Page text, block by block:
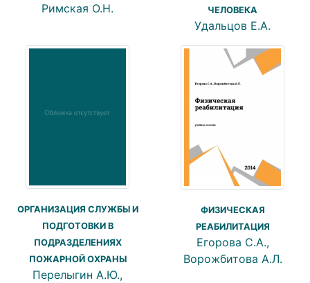
Римская О.Н.
ЧЕЛОВЕКА
Удальцов Е.А.
ОРГАНИЗАЦИЯ СЛУЖБЫ И
ПОДГОТОВКИ В
ПОДРАЗДЕЛЕНИЯХ
ПОЖАРНОЙ ОХРАНЫ
Перелыгин А.Ю.,
ФИЗИЧЕСКАЯ
РЕАБИЛИТАЦИЯ
Егорова С.А.,
Ворожбитова А.Л.